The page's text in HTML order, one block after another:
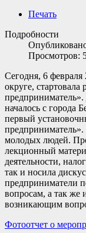
Печать
Подробности
Просмотров:
Сегодня, 6 февраля
округе,
началось с города
первый
молодых людей.
лекционный
деятельности,
так и носила
предприниматели
вопросам, а так же
возникающим
Фотоотчет о